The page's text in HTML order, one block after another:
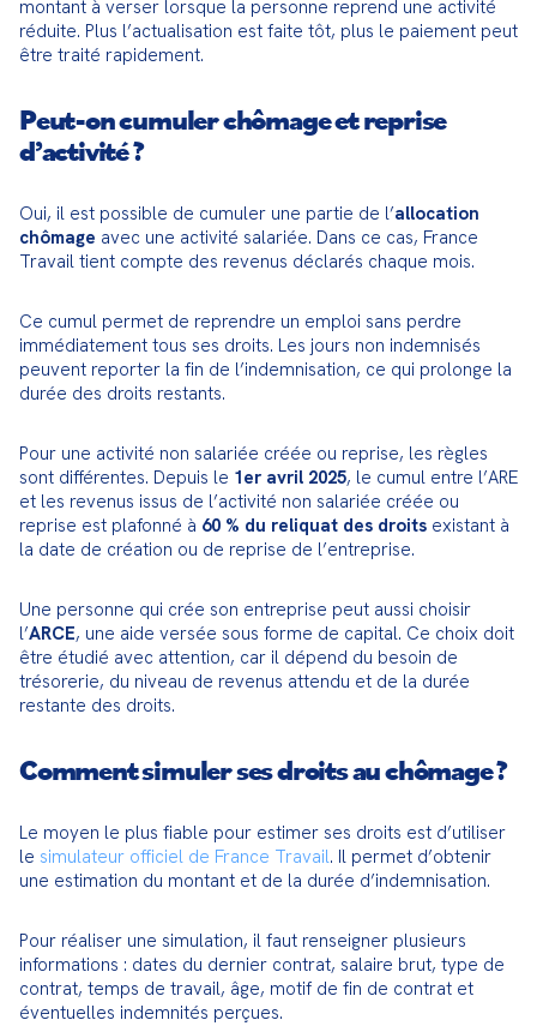
montant à verser lorsque la personne reprend une activité
réduite. Plus l’actualisation est faite tôt, plus le paiement peut
être traité rapidement.
Peut-on cumuler chômage et reprise
d’activité ?
Oui, il est possible de cumuler une partie de l’allocation
chômage avec une activité salariée. Dans ce cas, France
Travail tient compte des revenus déclarés chaque mois.
Ce cumul permet de reprendre un emploi sans perdre
immédiatement tous ses droits. Les jours non indemnisés
peuvent reporter la fin de l’indemnisation, ce qui prolonge la
durée des droits restants.
Pour une activité non salariée créée ou reprise, les règles
sont différentes. Depuis le 1er avril 2025, le cumul entre l’ARE
et les revenus issus de l’activité non salariée créée ou
reprise est plafonné à 60 % du reliquat des droits existant à
la date de création ou de reprise de l’entreprise.
Une personne qui crée son entreprise peut aussi choisir
l’ARCE, une aide versée sous forme de capital. Ce choix doit
être étudié avec attention, car il dépend du besoin de
trésorerie, du niveau de revenus attendu et de la durée
restante des droits.
Comment simuler ses droits au chômage ?
Le moyen le plus fiable pour estimer ses droits est d’utiliser
le simulateur officiel de France Travail. Il permet d’obtenir
une estimation du montant et de la durée d’indemnisation.
Pour réaliser une simulation, il faut renseigner plusieurs
informations : dates du dernier contrat, salaire brut, type de
contrat, temps de travail, âge, motif de fin de contrat et
éventuelles indemnités perçues.